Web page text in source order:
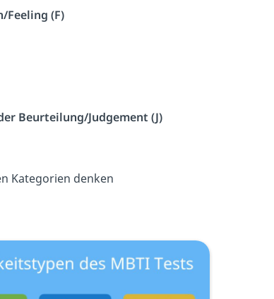
Feeling (F)
Beurteilung/Judgement (J)
Kategorien denken